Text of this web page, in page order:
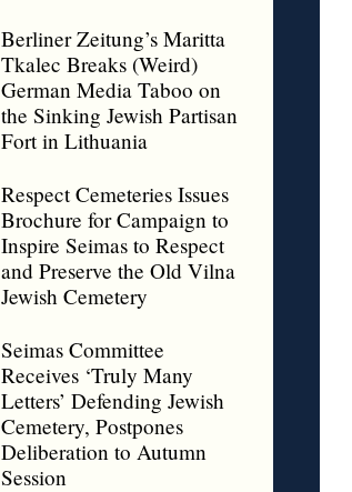
Berliner Zeitung’s Maritta
Tkalec Breaks (Weird)
German Media Taboo on
the Sinking Jewish Partisan
Fort in Lithuania
Respect Cemeteries Issues
Brochure for Campaign to
Inspire Seimas to Respect
and Preserve the Old Vilna
Jewish Cemetery
Seimas Committee
Receives ‘Truly Many
Letters’ Defending Jewish
Cemetery, Postpones
Deliberation to Autumn
Session